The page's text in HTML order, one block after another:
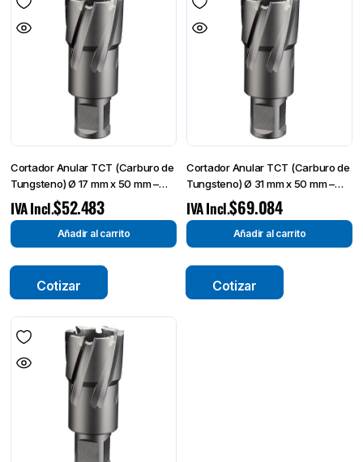
Cortador Anular TCT (Carburo de
Tungsteno) Ø 17 mm x 50 mm –
Broca de Corte-
$52.483
IVA Incl.
Añadir al carrito
Cotizar
Cortador Anular TCT (Carburo de
Tungsteno) Ø 31 mm x 50 mm –
Broca de Corte-
$69.084
IVA Incl.
Añadir al carrito
Cotizar